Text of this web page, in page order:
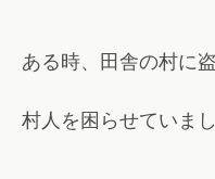
ある時、田舎の村に
村人を困らせていまし